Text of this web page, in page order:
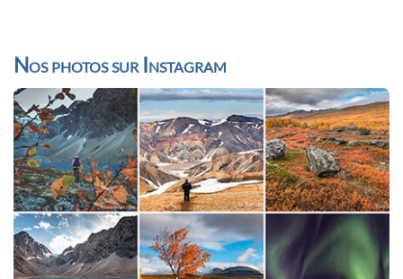
Nos photos sur Instagram